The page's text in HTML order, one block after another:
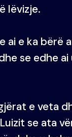
lëvizje.
ai e ka
se edhe
e veta
se ata